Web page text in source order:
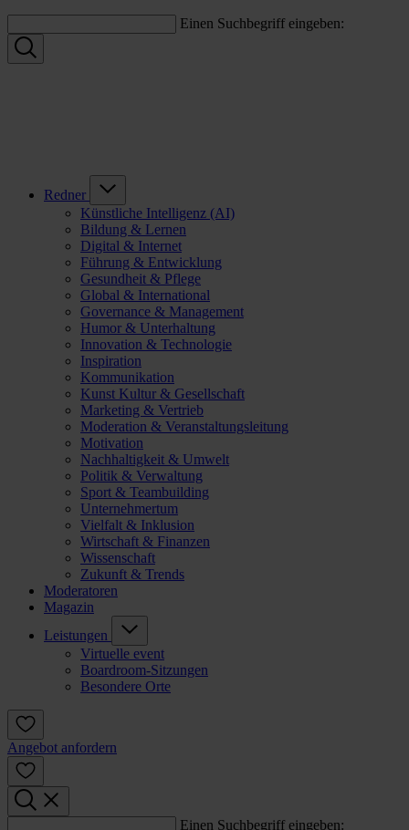
Einen Suchbegriff eingeben:
Redner
Künstliche Intelligenz (AI)
Bildung & Lernen
Digital & Internet
Führung & Entwicklung
Gesundheit & Pflege
Global & International
Governance & Management
Humor & Unterhaltung
Innovation & Technologie
Inspiration
Kommunikation
Kunst Kultur & Gesellschaft
Marketing & Vertrieb
Moderation & Veranstaltungsleitung
Motivation
Nachhaltigkeit & Umwelt
Politik & Verwaltung
Sport & Teambuilding
Unternehmertum
Vielfalt & Inklusion
Wirtschaft & Finanzen
Wissenschaft
Zukunft & Trends
Moderatoren
Magazin
Leistungen
Virtuelle event
Boardroom-Sitzungen
Besondere Orte
Angebot anfordern
Einen Suchbegriff eingeben: